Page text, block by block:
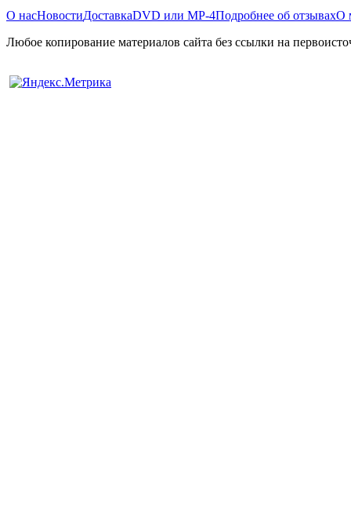
О насНовостиДоставкаDVD или MP-4Подробнее об отзывахО
Любое копирование материалов сайта без ссылки на